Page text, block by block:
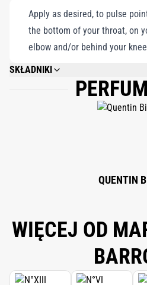
Apply as desired, to pulse
the bottom of your throat, on
elbow and/or behind your
SKŁADNIKI
ALCOHOL DENAT., PARFUM
ISOMETHYL IONONE, LIMONENE,
QUENTIN
WIĘCEJ OD